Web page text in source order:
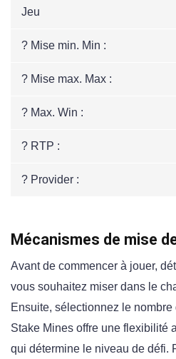
Jeu
? Mise min. Min :
? Mise max. Max :
? Max. Win :
? RTP :
? Provider :
Mécanismes de mise
Avant de commencer à jouer,
vous souhaitez miser dans le
Ensuite, sélectionnez le
Stake Mines offre une flexibilité
qui détermine le niveau de défi.